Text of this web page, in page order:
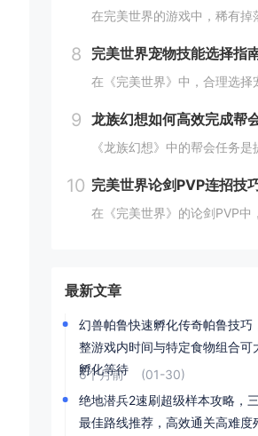
8
9 龙族幻想如何高效完成帮
10 完美世界论剑PVP连招技
最新文章
幻兽帕鲁快速孵化传奇帕鲁技巧
整游戏内时间与特定食物组合可
孵化等待
6个月前
(01-30)
绝地潜兵2速刷超级样本攻略，
最佳路线推荐，高效通关高难度